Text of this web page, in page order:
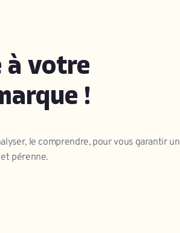
à votre
!
le comprendre, pour vous garantir un
pérenne.